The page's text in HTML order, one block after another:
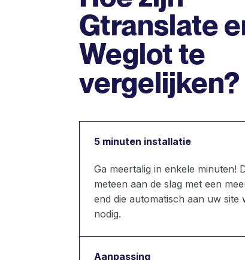
Gtranslate
Weglot te
vergelijken?
5 minuten installatie
Ga meertalig in enkele minuten!
meteen aan de slag met een
end die automatisch aan uw
nodig.
Aanpassing